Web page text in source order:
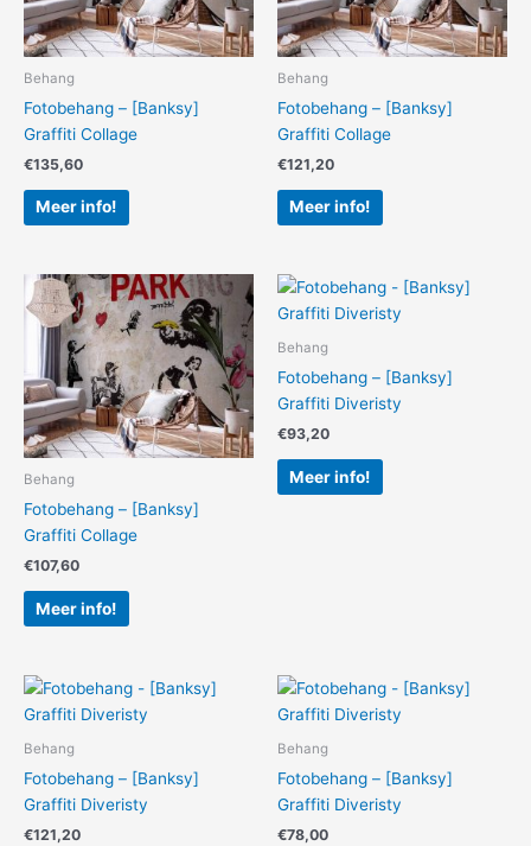
Behang
Fotobehang – [Banksy]
Graffiti Collage
€135,60
Meer info!
Behang
Fotobehang – [Banksy]
Graffiti Collage
€121,20
Meer info!
Behang
Fotobehang – [Banksy]
Graffiti Collage
€107,60
Meer info!
Behang
Fotobehang – [Banksy]
Graffiti Diveristy
€93,20
Meer info!
Behang
Fotobehang – [Banksy]
Graffiti Diveristy
€121,20
Behang
Fotobehang – [Banksy]
Graffiti Diveristy
€78,00